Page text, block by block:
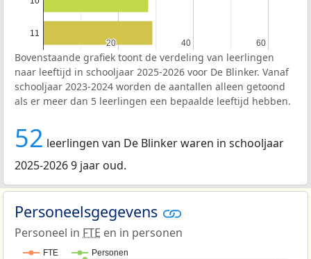
20
20 40
40 60
60
11
Bovenstaande grafiek toont de verdeling van leerlingen
naar leeftijd in schooljaar 2025-2026 voor De Blinker. Vanaf
schooljaar 2023-2024 worden de aantallen alleen getoond
als er meer dan 5 leerlingen een bepaalde leeftijd hebben.
52 leerlingen van De Blinker waren in schooljaar
2025-2026 9 jaar oud.
Personeelsgegevens
Personeel in FTE en in personen
FTE Personen